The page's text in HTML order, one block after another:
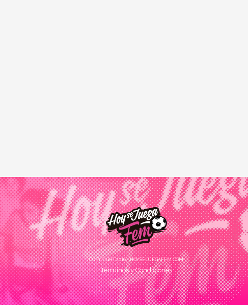
COPYRIGHT 2016 - HOYSEJUEGAFEM.COM
Términos y Condiciones